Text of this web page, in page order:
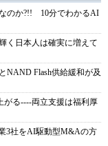
のか?!! 10分でわかるAI
く日本人は確実に増えて
NAND Flash供給緩和が及
がる----両立支援は福利厚
3社をAI駆動型M&Aの方